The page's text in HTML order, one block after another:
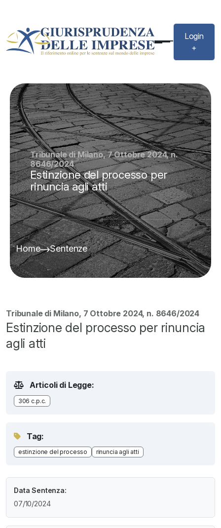
Login
+
Tribunale di Milano, 7 Ottobre 2024, n.
8646/2024
Estinzione del processo per
rinuncia agli atti
Home Sentenze
Tribunale di Milano, 7 Ottobre 2024, n. 8646/2024
Estinzione del processo per rinuncia
agli atti
Articoli di Legge:
306 c.p.c.
Tag:
estinzione del processo rinuncia agli atti
Data Sentenza:
07/10/2024